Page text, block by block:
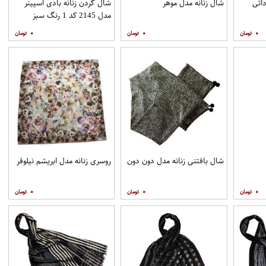
۰ ۰
مدل 2145 کد 1 رنگ سبز
۰
۰
شال بافتنی زنانه مدل دون دون
۰
روسری زنانه مدل ابریشم نیلوفر
۰